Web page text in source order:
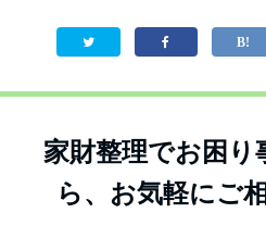
家財整理でお困り
ら、お気軽にご